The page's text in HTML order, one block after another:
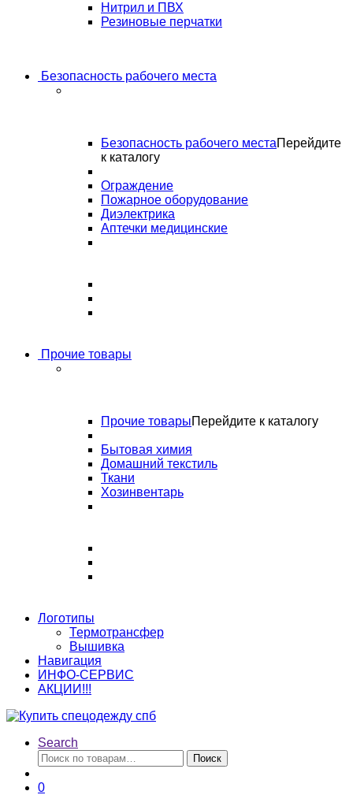
Нитрил и ПВХ
Резиновые перчатки
Безопасность рабочего места
Безопасность рабочего местаПерейдите
к каталогу
Ограждение
Пожарное оборудование
Диэлектрика
Аптечки медицинские
Прочие товары
Прочие товарыПерейдите к каталогу
Бытовая химия
Домашний текстиль
Ткани
Хозинвентарь
Логотипы
Термотрансфер
Вышивка
Навигация
ИНФО-СЕРВИС
АКЦИИ!!!
Search
Искать:
Поиск
0